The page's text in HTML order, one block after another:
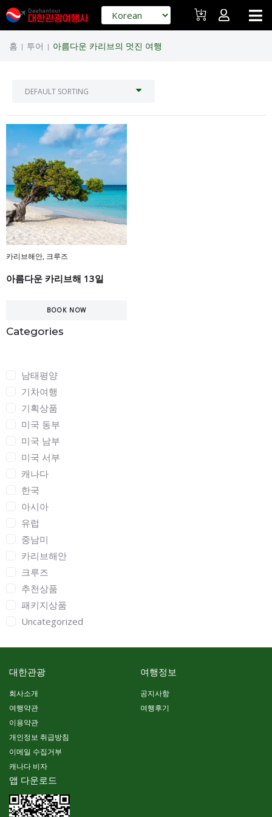
홈 | 투어 | 아름다운 카리브의 멋진 여행
Categories
남태평양
기차여행
기획상품
미국 동부
미국 남부
미국 서부
캐나다
한국
아시아
유럽
중남미
카리브해안
크루즈
추천상품
패키지상품
Uncategorized
카리브해안, 크루즈
아름다운 카리브해 13일
BOOK NOW
대한관광
회사소개
여행약관
이용약관
개인정보 취급방침
이메일 수집거부
캐나다 비자
여행정보
공지사항
여행후기
앱 다운로드